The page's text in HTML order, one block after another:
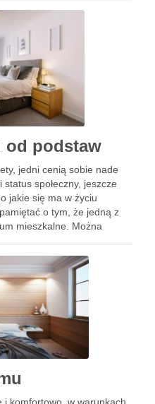
od podstaw
jedni cenią sobie nade
społeczny, jeszcze
jakie się ma w życiu
o tym, że jedną z
mieszkalne. Można